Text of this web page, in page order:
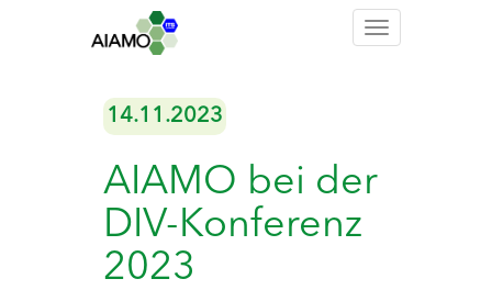
Toggle
14.11.2023
AIAMO bei der
DIV-Konferenz
2023